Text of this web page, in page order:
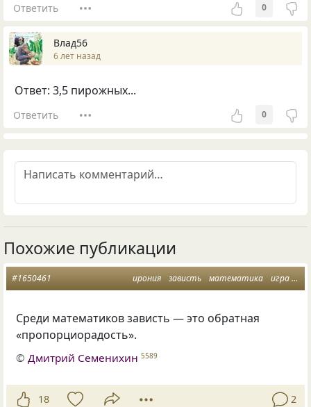
Ответить 0
Влад56
6 лет назад
Ответ: 3,5 пирожных...
Ответить 0
Похожие публикации
ирония зависть математика игра слов
#1650461
Среди математиков зависть — это обратная
«пропорциорадость».
© Дмитрий Семенихин 5589
18 2